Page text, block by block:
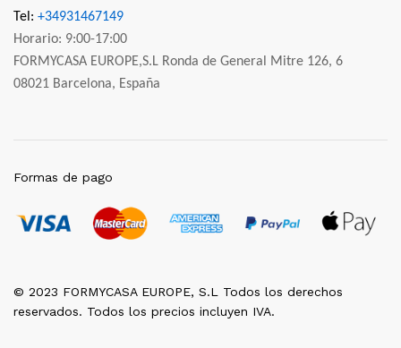
Tel: +34931467149
Horario: 9:00-17:00
FORMYCASA EUROPE,S.L Ronda de General Mitre 126, 6
08021 Barcelona, España
© 2023 FORMYCASA EUROPE, S.L Todos los derechos
reservados. Todos los precios incluyen IVA.
Formas de pago